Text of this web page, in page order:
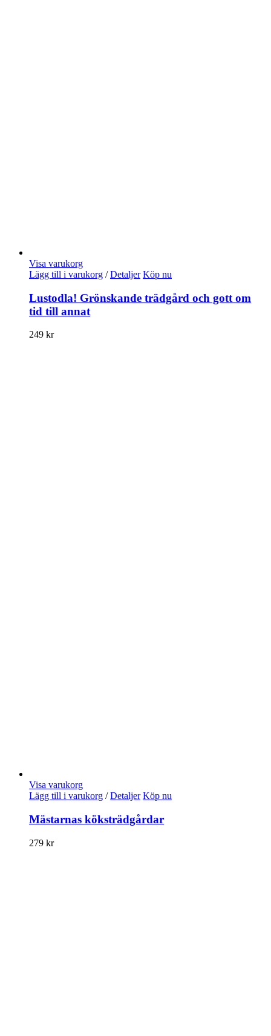
Visa varukorg
Lägg till i varukorg / Detaljer Köp nu
Lustodla! Grönskande trädgård och gott om
tid till annat
249 kr
Visa varukorg
Lägg till i varukorg / Detaljer Köp nu
Mästarnas köksträdgårdar
279 kr